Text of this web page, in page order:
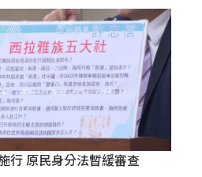
行 原民身分法暫緩審查